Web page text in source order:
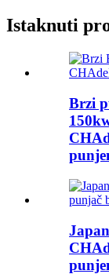
Istaknuti
Brzi